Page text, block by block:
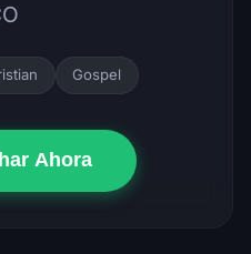
Gospel
Ahora